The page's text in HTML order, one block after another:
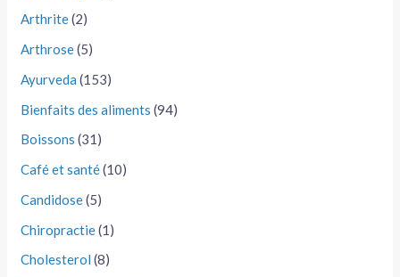
Arthrite(2)
Arthrose(5)
Ayurveda (153)
Bienfaits des aliments (94)
Boissons (31)
Café et santé(10)
Candidose(5)
Chiropractie(1)
Cholesterol (8)